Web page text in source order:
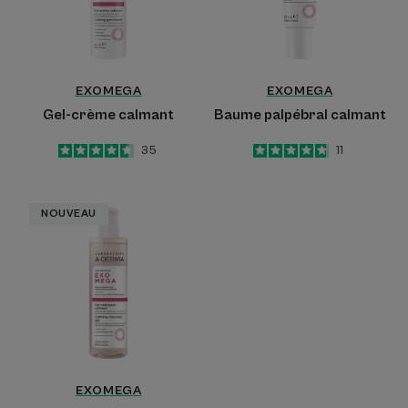
EXOMEGA
Gel-crème calmant
4.6
/
5
35
EXOMEGA
Baume palpébral calmant
4.8
/
5
11
calmant
NOUVEAU
EXOMEGA